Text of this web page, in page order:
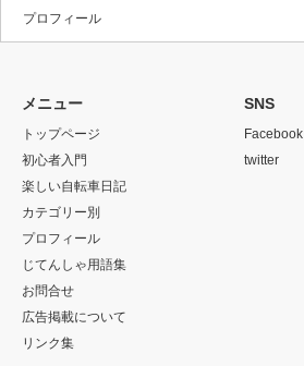
プロフィール
メニュー
トップページ
初心者入門
楽しい自転車日記
カテゴリー別
プロフィール
じてんしゃ用語集
お問合せ
広告掲載について
リンク集
SNS
Facebook
twitter